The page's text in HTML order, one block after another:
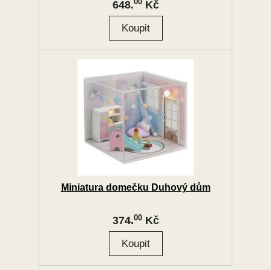
648. Kč
Miniatura domečku Duhový dům
374.00Kč